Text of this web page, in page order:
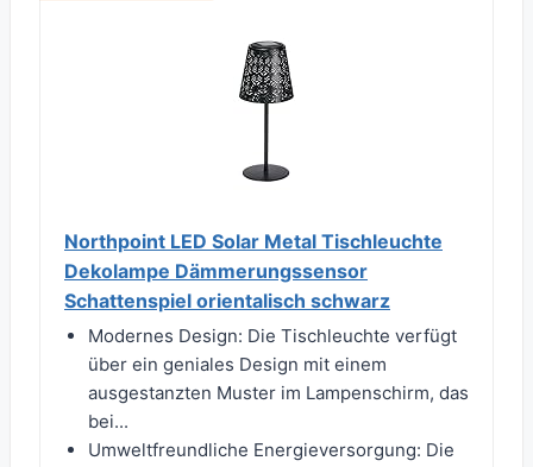
Northpoint LED Solar Metal Tischleuchte
Dekolampe Dämmerungssensor
Schattenspiel orientalisch schwarz
Modernes Design: Die Tischleuchte verfügt
über ein geniales Design mit einem
ausgestanzten Muster im Lampenschirm, das
bei...
Umweltfreundliche Energieversorgung: Die